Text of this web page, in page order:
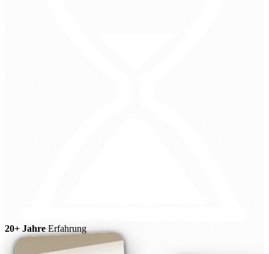
20+ Jahre Erfahrung